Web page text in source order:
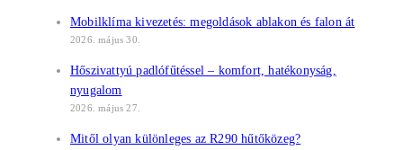
Mobilklíma kivezetés: megoldások ablakon és falon át
2026. május 30.
Hőszivattyú padlófűtéssel – komfort, hatékonyság,
nyugalom
2026. május 27.
Mitől olyan különleges az R290 hűtőközeg?